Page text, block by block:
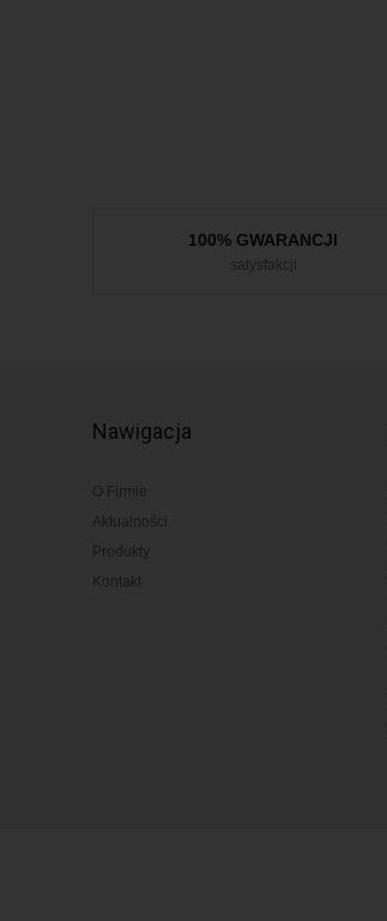
100% GWARANCJI
satysfakcji
Nawigacja
O Firmie
Aktualności
Produkty
Kontakt